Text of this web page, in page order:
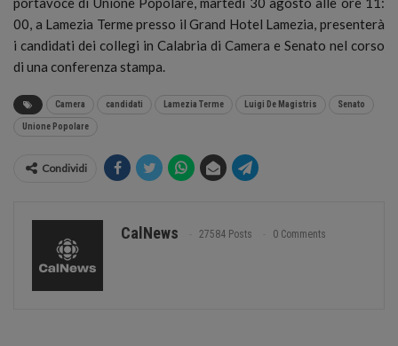
00, a Lamezia Terme presso il Grand Hotel Lamezia, presenterà
i candidati dei collegi in Calabria di Camera e Senato nel corso
di una conferenza stampa.
Camera candidati Lamezia Terme Luigi De Magistris Senato
Unione Popolare
Condividi
CalNews 27584 Posts 0 Comments